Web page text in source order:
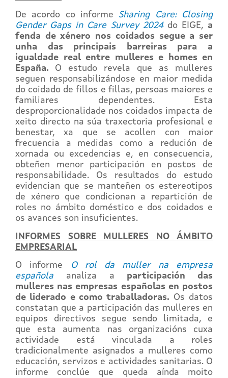
De acordo co informe Sharing Care: Closing
Gender Gaps in Care Survey 2024do EIGE, a
fenda de xénero nos coidados segue a ser
unha das principais barreiras para a
igualdade real entre mulleres e homes en
España. O estudo revela que as mulleres
seguen responsabilizándose en maior medida
do coidado de fillos e fillas, persoas maiores e
familiares dependentes. Esta
desproporcionalidade nos coidados impacta de
xeito directo na súa traxectoria profesional e
benestar, xa que se acollen con maior
frecuencia a medidas como a redución de
xornada ou excedencias e, en consecuencia,
obteñen menor participación en postos de
responsabilidade. Os resultados do estudo
evidencian que se manteñen os estereotipos
de xénero que condicionan a repartición de
roles no ámbito doméstico e dos coidados e
os avances son insuficientes.
INFORMES SOBRE MULLERES NO ÁMBITO
EMPRESARIAL
O informe
O rol da muller na empresa
española analiza a participación das
mulleres nas empresas españolas en postos
de liderado e como traballadoras. Os datos
constatan que a participación das mulleres en
equipos directivos segue sendo limitada, e
que esta aumenta nas organizacións cuxa
actividade está vinculada a roles
tradicionalmente asignados a mulleres como
educación, servizos e actividades sanitarias. O
informe conclúe que queda aínda moito